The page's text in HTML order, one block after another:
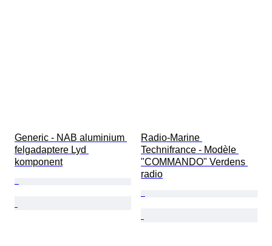
Generic - NAB aluminium
felgadaptere Lyd
komponent
Radio-Marine
Technifrance - Modèle
"COMMANDO" Verdens
radio